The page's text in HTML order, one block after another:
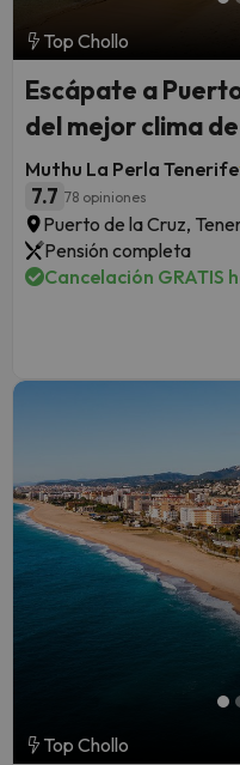
Top Chollo
Escápate a
del mejor clima
Muthu La Perla Tenerife
7.7 78 opiniones
Puerto de la Cruz,
Pensión completa
Cancelación GRATIS
Top Chollo